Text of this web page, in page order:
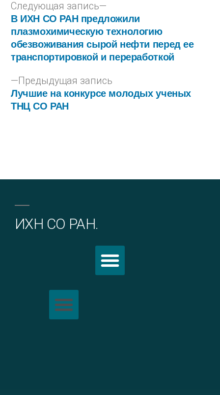
Предыдущая запись
Лучшие на конкурсе молодых ученых
ТНЦ СО РАН
Следующая запись
В ИХН СО РАН предложили
плазмохимическую технологию
обезвоживания сырой нефти перед ее
транспортировкой и переработкой
ИХН СО РАН.